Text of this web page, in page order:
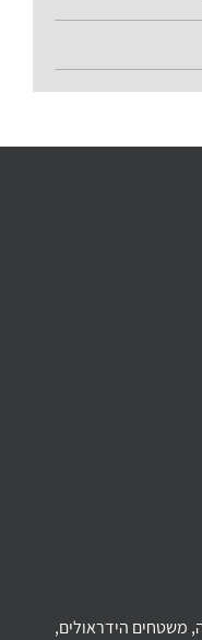
משטחים הידראולים,